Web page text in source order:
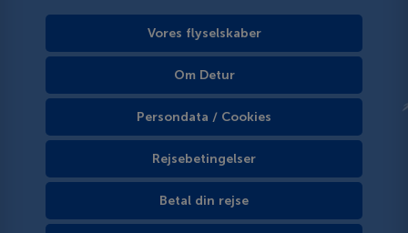
Vores flyselskaber
Om Detur
Persondata / Cookies
Rejsebetingelser
Betal din rejse